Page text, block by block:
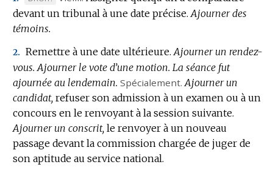
DE
DOMAINE
devant un tribunal à une date précise. Ajourner des
témoins.
2. Remettre à une date ultérieure. Ajourner un rendez-
vous. Ajourner le vote d’une motion. La séance fut
ajournée au lendemain. Spécialement. Ajourner un
candidat, refuser son admission à un examen ou à un
concours en le renvoyant à la session suivante.
Ajourner un conscrit, le renvoyer à un nouveau
passage devant la commission chargée de juger de
son aptitude au service national.